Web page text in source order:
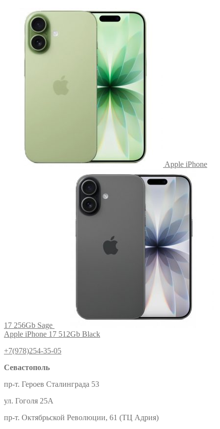
Apple iPhone
17 256Gb Sage
Apple iPhone 17 512Gb Black
+7(978)254-35-05
Севастополь
пр-т. Героев Сталинграда 53
ул. Гоголя 25А
пр-т. Октябрьской Революции, 61 (ТЦ Адрия)